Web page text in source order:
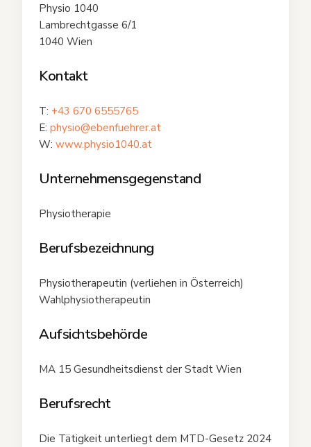
Physio 1040
Lambrechtgasse 6/1
1040 Wien
Kontakt
T: +43 670 6555765
E: physio@ebenfuehrer.at
W: www.physio1040.at
Unternehmensgegenstand
Physiotherapie
Berufsbezeichnung
Physiotherapeutin (verliehen in Österreich)
Wahlphysiotherapeutin
Aufsichtsbehörde
MA 15 Gesundheitsdienst der Stadt Wien
Berufsrecht
Die Tätigkeit unterliegt dem MTD-Gesetz 2024